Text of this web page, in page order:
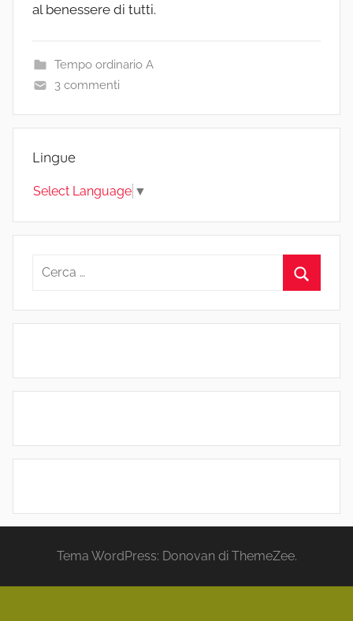
al benessere di tutti.
Tempo ordinario A
3 commenti
Lingue
Select Language ▼
Ricerca
Tema WordPress: Donovan di ThemeZee.